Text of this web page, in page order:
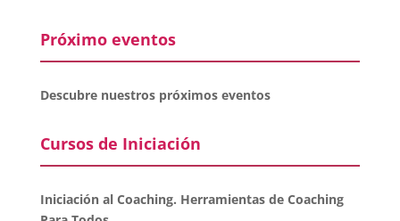
Próximo eventos
Descubre nuestros próximos eventos
Cursos de Iniciación
Iniciación al Coaching. Herramientas de Coaching